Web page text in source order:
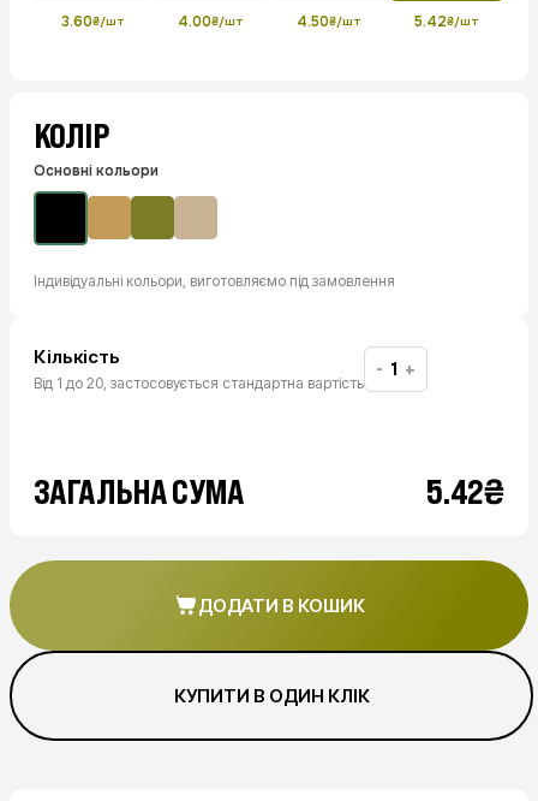
3.60₴/шт 4.00₴/шт 4.50₴/шт 5.42₴/шт
КОЛІР
Основні кольори
Індивідуальні кольори, виготовляємо під замовлення
Кількість
Від 1 до 20, застосовується стандартна вартість
- +
ЗАГАЛЬНА СУМА 5.42₴
ДОДАТИ В КОШИК
КУПИТИ В ОДИН КЛІК